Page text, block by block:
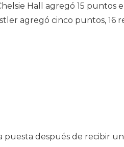
Hall agregó 15 puntos
agregó cinco puntos, 16
puesta después de recibir